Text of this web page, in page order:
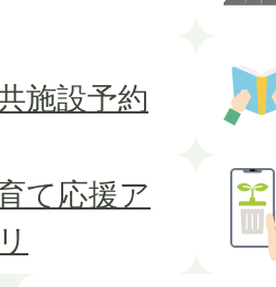
し8月（1277）号
月27日
援緊急手当を支
施設予約
て応援ア